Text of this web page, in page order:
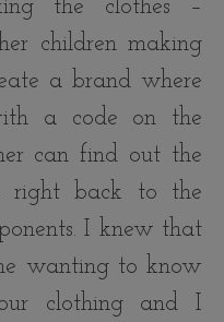
the clothes –
children making
a brand where
a code on the
can find out the
right back to the
I knew that
wanting to know
clothing and I